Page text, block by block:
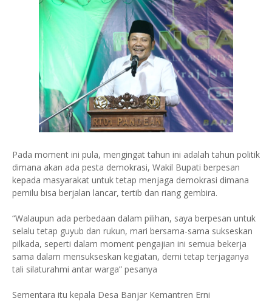
Pada moment ini pula, mengingat tahun ini adalah tahun politik
dimana akan ada pesta demokrasi, Wakil Bupati berpesan
kepada masyarakat untuk tetap menjaga demokrasi dimana
pemilu bisa berjalan lancar, tertib dan riang gembira.
“Walaupun ada perbedaan dalam pilihan, saya berpesan untuk
selalu tetap guyub dan rukun, mari bersama-sama sukseskan
pilkada, seperti dalam moment pengajian ini semua bekerja
sama dalam mensukseskan kegiatan, demi tetap terjaganya
tali silaturahmi antar warga” pesanya
Sementara itu kepala Desa Banjar Kemantren Erni